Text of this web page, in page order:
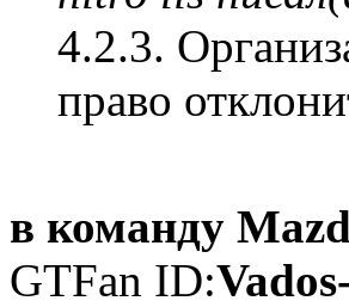
4.2.3.
право
в команду
GTFan ID: